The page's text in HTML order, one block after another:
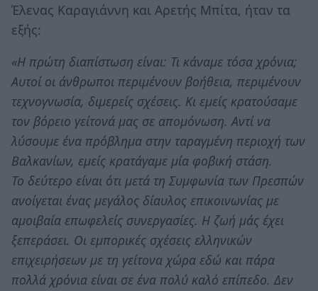
Έλενας Καραγιάννη και Αρετής Μπίτα, ήταν τα
εξής:
«Η πρώτη διαπίστωση είναι: Τι κάναμε τόσα χρόνια;
Αυτοί οι άνθρωποι περιμένουν βοήθεια, περιμένουν
τεχνογνωσία, διμερείς σχέσεις. Κι εμείς κρατούσαμε
τον βόρειο γείτονά μας σε απομόνωση. Αντί να
λύσουμε ένα πρόβλημα στην ταραγμένη περιοχή των
Βαλκανίων, εμείς κρατάγαμε μία φοβική στάση.
Το δεύτερο είναι ότι μετά τη Συμφωνία των Πρεσπών
ανοίγεται ένας μεγάλος δίαυλος επικοινωνίας με
αμοιβαία επωφελείς συνεργασίες. Η ζωή μάς έχει
ξεπεράσει. Οι εμπορικές σχέσεις ελληνικών
επιχειρήσεων με τη γείτονα χώρα εδώ και πάρα
πολλά χρόνια είναι σε ένα πολύ καλό επίπεδο. Δεν